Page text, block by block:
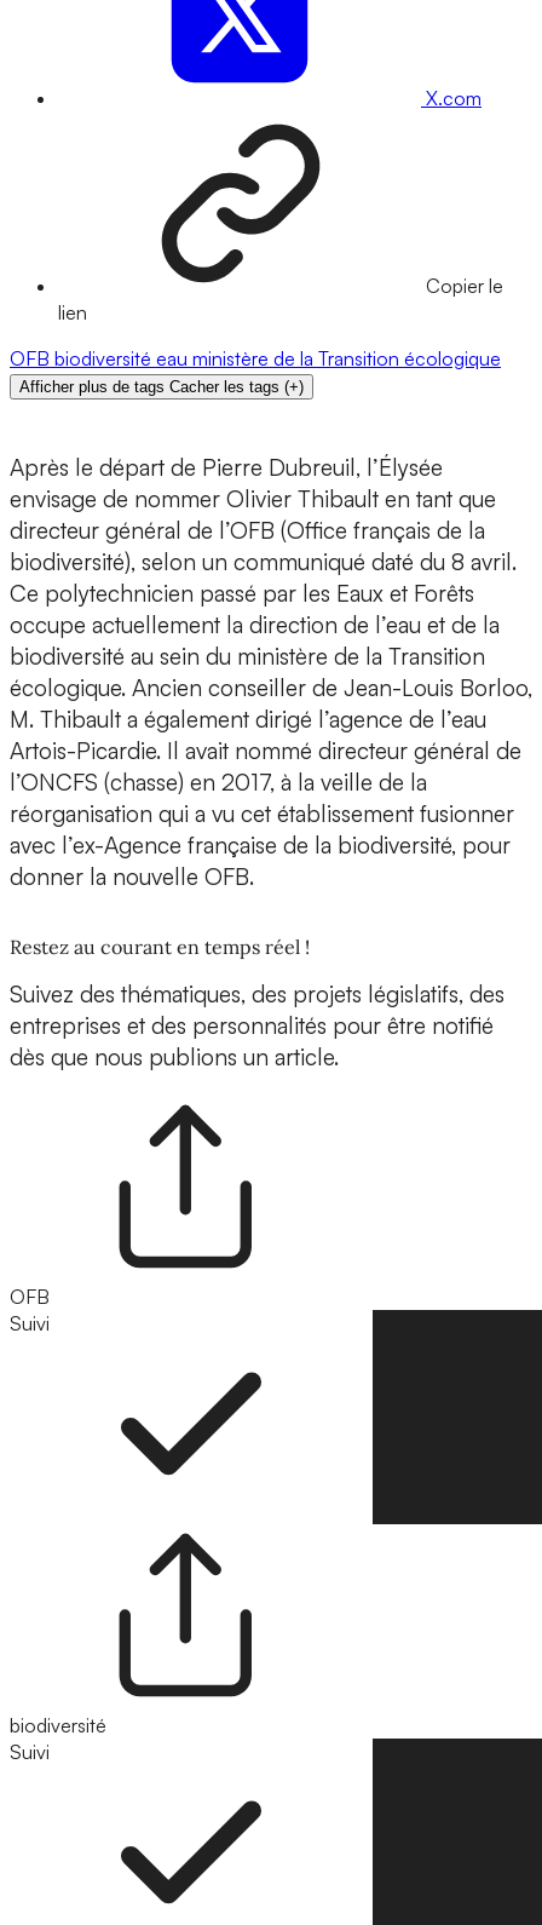
X.com
Copier le
lien
OFB biodiversité eau ministère de la Transition écologique
Afficher plus de tags Cacher les tags (+)
Après le départ de Pierre Dubreuil, l’Élysée
envisage de nommer Olivier Thibault en tant que
directeur général de l’OFB (Office français de la
biodiversité), selon un communiqué daté du 8 avril.
Ce polytechnicien passé par les Eaux et Forêts
occupe actuellement la direction de l’eau et de la
biodiversité au sein du ministère de la Transition
écologique. Ancien conseiller de Jean-Louis Borloo,
M. Thibault a également dirigé l’agence de l’eau
Artois-Picardie. Il avait nommé directeur général de
l’ONCFS (chasse) en 2017, à la veille de la
réorganisation qui a vu cet établissement fusionner
avec l’ex-Agence française de la biodiversité, pour
donner la nouvelle OFB.
Restez au courant en temps réel !
Suivez des thématiques, des projets législatifs, des
entreprises et des personnalités pour être notifié
dès que nous publions un article.
OFB
Suivi
biodiversité
Suivi